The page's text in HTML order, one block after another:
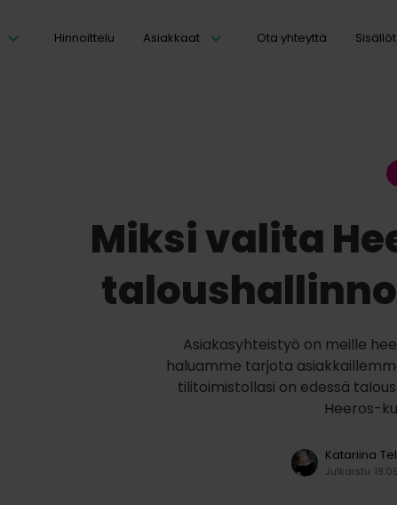
Hinnoittelu Asiakkaat Ota yhteyttä Sisällöt
Miksi valita
Asiakasyhteistyö on meille
haluamme tarjota
tilitoimistollasi on edessä
Heeros-
Katariina
Julkaistu